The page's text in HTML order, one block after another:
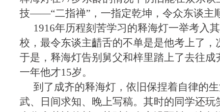
技——“二指禅”，一指定乾坤，令众东谈主
1916年历程刻苦学习的释海灯一举考入
校，最令东谈主齰舌的不单是是他考上了，
于是，释海灯告别舅父和梓里踏上了去往成
一年他才15岁。
到了成齐的释海灯，依旧保捏着自律的
武、日间求知、晚上写稿。其时的同学还玩